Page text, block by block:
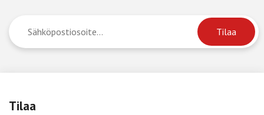
Tilaa